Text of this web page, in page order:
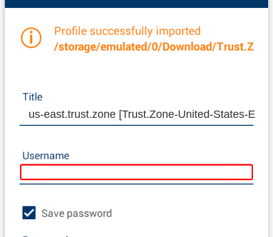
us-east.trust.zone [Trust.Zone-United-States-